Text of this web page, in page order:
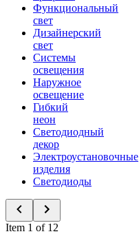
Функциональный
свет
Дизайнерский
свет
Системы
освещения
Наружное
освещение
Гибкий
неон
Светодиодный
декор
Электроустановочные
изделия
Светодиоды
Item 1 of 12